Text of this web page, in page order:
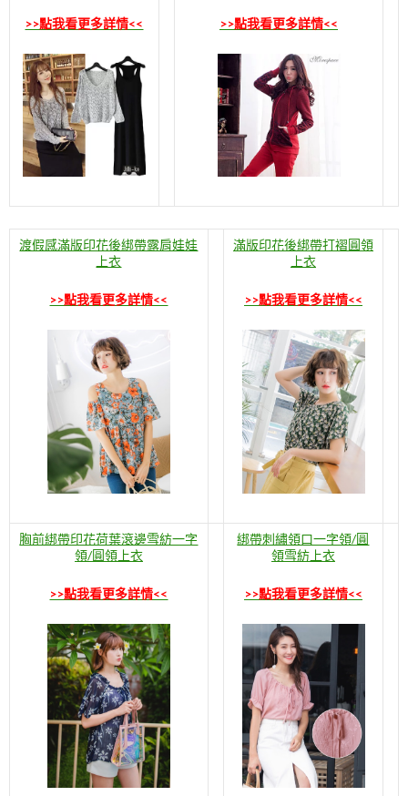
>>點我看更多詳情<< >>點我看更多詳情<<
渡假感滿版印花後綁帶露肩娃娃
上衣
>>點我看更多詳情<<
滿版印花後綁帶打褶圓領
上衣
>>點我看更多詳情<<
胸前綁帶印花荷葉滾邊雪紡一字
領/圓領上衣
>>點我看更多詳情<<
綁帶刺繡領口一字領/圓
領雪紡上衣
>>點我看更多詳情<<